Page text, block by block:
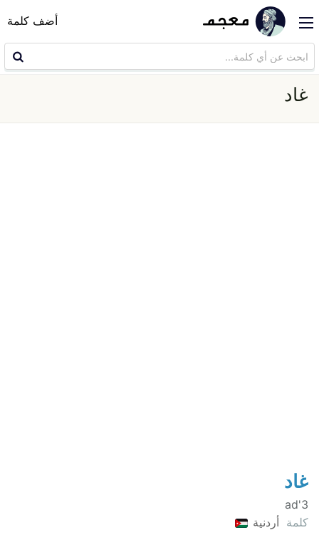
أضف كلمة
غاد
غاد
3'ad
كلمة أردنية